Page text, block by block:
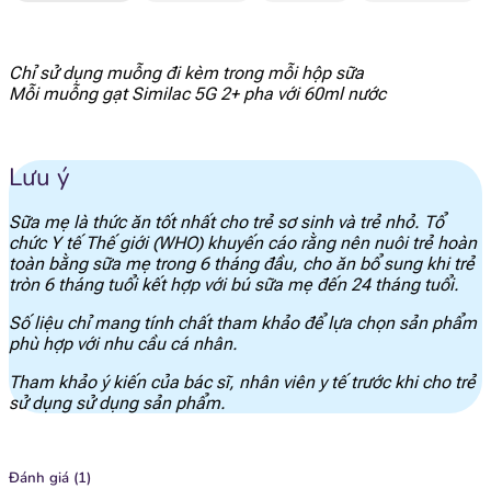
Folate 18 mcg
Natri
Kali 106 mg
Clo 79 mg
Canxi
Phốt pho
Chỉ sử dụng muỗng đi kèm trong mỗi hộp sữa
Mỗi muỗng gạt Similac 5G 2+ pha với 60ml nước
Lưu ý
Sữa mẹ là thức ăn tốt nhất cho trẻ sơ sinh và trẻ nhỏ. Tổ
chức Y tế Thế giới (WHO) khuyến cáo rằng nên nuôi trẻ hoàn
toàn bằng sữa mẹ trong 6 tháng đầu, cho ăn bổ sung khi trẻ
tròn 6 tháng tuổi kết hợp với bú sữa mẹ đến 24 tháng tuổi.
Số liệu chỉ mang tính chất tham khảo để lựa chọn sản phẩm
phù hợp với nhu cầu cá nhân.
Tham khảo ý kiến của bác sĩ, nhân viên y tế trước khi cho trẻ
sử dụng sử dụng sản phẩm.
Đánh giá (1)